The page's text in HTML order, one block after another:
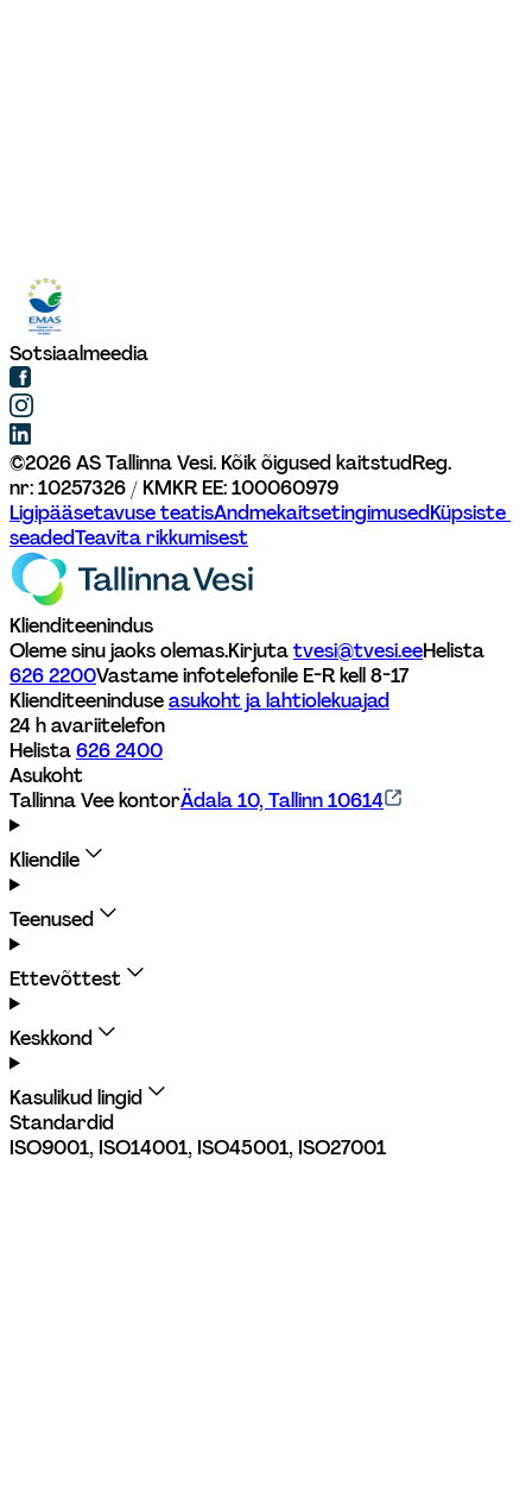
Sotsiaalmeedia
©2026AS Tallinna Vesi. Kõik õigused kaitstudReg.
nr: 10257326 / KMKR EE: 100060979
Ligipääsetavuse teatisAndmekaitsetingimusedKüpsiste
seadedTeavita rikkumisest
Klienditeenindus
Oleme sinu jaoks olemas.Kirjuta tvesi@tvesi.eeHelista
626 2200Vastame infotelefonile E-R kell 8-17
Klienditeeninduse asukoht ja lahtiolekuajad
24 h avariitelefon
Helista 626 2400
Asukoht
Tallinna Vee kontorÄdala 10, Tallinn 10614
Kliendile
Teenused
Ettevõttest
Keskkond
Kasulikud lingid
Standardid
ISO9001, ISO14001, ISO45001, ISO27001